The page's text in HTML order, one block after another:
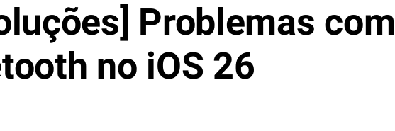
Problemas com
no iOS 26